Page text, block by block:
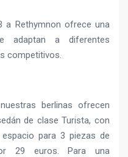
a Rethymnon ofrece una
adaptan a diferentes
competitivos.
berlinas ofrecen
de clase Turista, con
para 3 piezas de
29 euros. Para una